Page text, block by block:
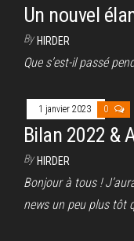
Un nouvel
By HIRDER
Que s’est-il passé
1 janvier 2023 0
Bilan 2022 &
By HIRDER
Bonjour à tous !
news un peu plus tôt